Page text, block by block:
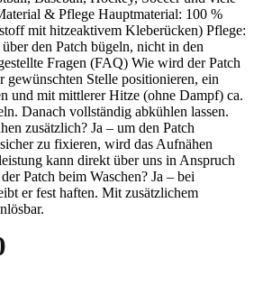
& Pflege Hauptmaterial: 100 %
mit hitzeaktivem Kleberücken) Pflege:
den Patch bügeln, nicht in den
Fragen (FAQ) Wie wird der Patch
gewünschten Stelle positionieren, ein
und mit mittlerer Hitze (ohne Dampf) ca.
Danach vollständig abkühlen lassen.
zusätzlich? Ja – um den Patch
zu fixieren, wird das Aufnähen
kann direkt über uns in Anspruch
Patch beim Waschen? Ja – bei
er fest haften. Mit zusätzlichem